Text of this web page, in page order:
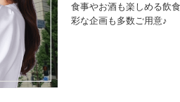
食事やお酒も楽しめる飲
彩な企画も多数ご用意♪